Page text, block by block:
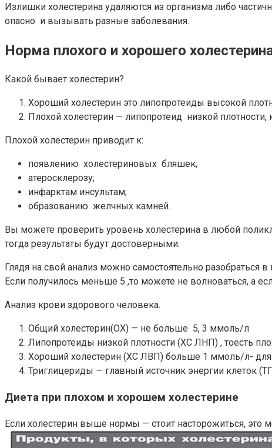
Излишки холестерина удаляются из организма либо
опасно и вызывать разные заболевания.
Норма плохого и хорошего
Какой бывает холестерин?
Хороший холестерин это липопротеиды высокой
Плохой холестерин — липопротеид низкой
Плохой холестерин приводит к:
появлению холестериновых бляшек;
атеросклерозу;
инфарктам инсультам;
образованию желчных камней.
Вы можете проверить уровень холестерина в любой
тогда результаты будут достоверными.
Глядя на свой анализ можно самостоятельно разобраться
Если получилось меньше 5 ,то можете не волноваться, а
Анализ крови здорового человека.
Общий холестерин(ОХ) — не больше 5, 3 ммоль/л
Липопротеиды низкой плотности (ХС ЛНП) , тоесть
Хороший холестерин (ХС ЛВП) больше 1 ммоль/л-
Триглицериды — главный источник энергии клеток
Диета при плохом и хорошем холестерине
Если холестерин выше нормы — стоит насторожиться, это